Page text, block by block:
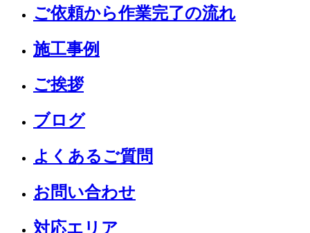
ご依頼から作業完了の流れ
施工事例
ご挨拶
ブログ
よくあるご質問
お問い合わせ
対応エリア